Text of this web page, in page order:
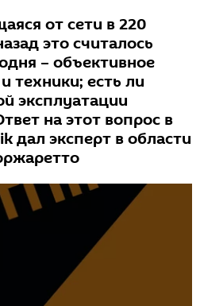
от сети в 220
это считалось
– объективное
техники; есть ли
эксплуатации
на этот вопрос в
дал эксперт в области